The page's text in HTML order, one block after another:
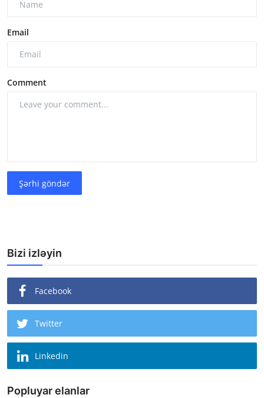
Email
Comment
Şərhi göndər
Bizi izləyin
Facebook
Twitter
Linkedin
Popluyar elanlar